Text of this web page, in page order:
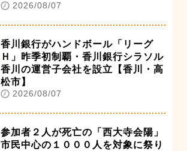
2026/08/07
香川銀行がハンドボール「リーグ
Ｈ」昨季初制覇・香川銀行シラソル
香川の運営子会社を設立【香川・高
松市】
2026/08/07
参加者２人が死亡の「西大寺会陽」
市民中心の１０００人を対象に祭り